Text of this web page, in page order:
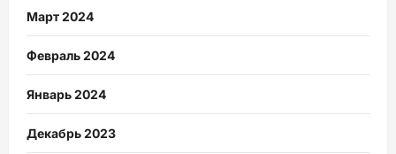
Март 2024
Февраль 2024
Январь 2024
Декабрь 2023